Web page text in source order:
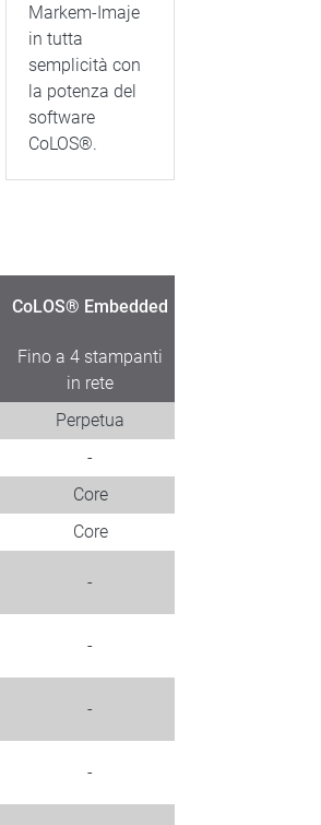
Markem-Imaje
in tutta
semplicità con
la potenza del
software
CoLOS®.
CoLOS® Embedded
Fino a 4 stampanti
in rete
Perpetua
-
Core
Core
-
-
-
-